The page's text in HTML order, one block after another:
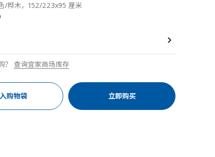
/桦木，152/223x95 厘米
？ 查询宜家商场库存
购物袋 立即购买